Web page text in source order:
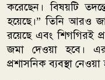
করেছেন। বিষয়টি
হয়েছে।” তিনি আরও
রয়েছে এবং শিগগিরই
জমা দেওয়া হবে।
প্রশাসনিক ব্যবস্থা নেওয়া